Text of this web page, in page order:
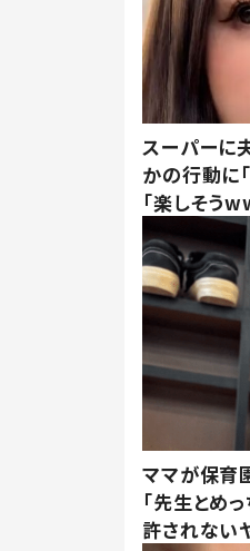
スーパーに
かの行動に
「楽しそう
ママが保
「先生とめ
許されない